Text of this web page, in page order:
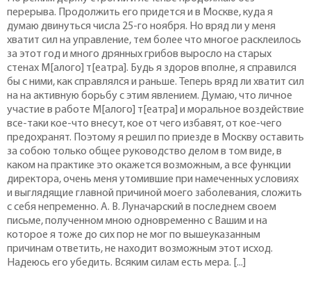
перерыва. Продолжить его придется и в Москве, куда я
думаю двинуться числа 25-го ноября. Но вряд ли у меня
хватит сил на управление, тем более что многое расклеилось
за этот год и много дрянных грибов выросло на старых
стенах М[алого] т[еатра]. Будь я здоров вполне, я справился
бы с ними, как справлялся и раньше. Теперь вряд ли хватит сил
на на активную борьбу с этим явлением. Думаю, что личное
участие в работе М[алого] т[еатра] и моральное воздействие
все-таки кое-что внесут, кое от чего избавят, от кое-чего
предохранят. Поэтому я решил по приезде в Москву оставить
за собою только общее руководство делом в том виде, в
каком на практике это окажется возможным, а все функции
директора, очень меня утомившие при намеченных условиях
и выглядящие главной причиной моего заболевания, сложить
с себя непременно. А. В. Луначарский в последнем своем
письме, полученном мною одновременно с Вашим и на
которое я тоже до сих пор не мог по вышеуказанным
причинам ответить, не находит возможным этот исход.
Надеюсь его убедить. Всяким силам есть мера. [...]